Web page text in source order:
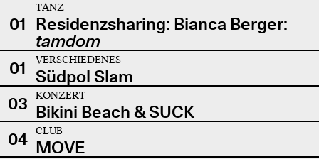
01
TANZ
Residenzsharing: Bianca Berger:
tamdom
01
VERSCHIEDENES
Südpol Slam
03
KONZERT
Bikini Beach & SUCK
04
CLUB
MOVE